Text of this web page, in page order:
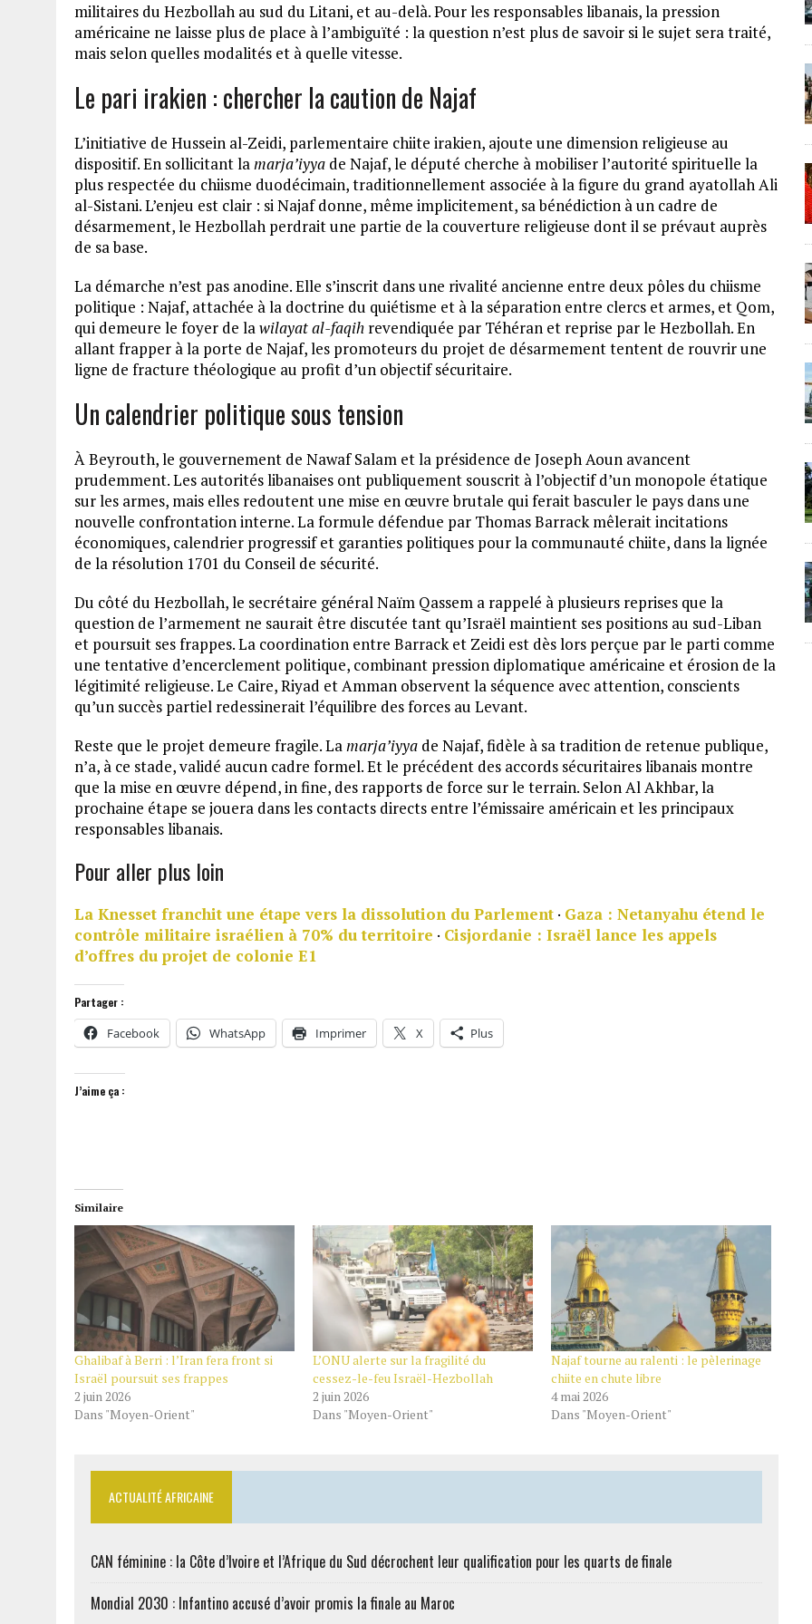
militaires du Hezbollah au sud du Litani, et au-delà. Pour les responsables libanais, la pression
américaine ne laisse plus de place à l’ambiguïté : la question n’est plus de savoir si le sujet sera traité,
mais selon quelles modalités et à quelle vitesse.
Le pari irakien : chercher la caution de Najaf
L’initiative de Hussein al-Zeidi, parlementaire chiite irakien, ajoute une dimension religieuse au
dispositif. En sollicitant lamarja’iyya de Najaf, le député cherche à mobiliser l’autorité spirituelle la
plus respectée du chiisme duodécimain, traditionnellement associée à la figure du grand ayatollah Ali
al-Sistani. L’enjeu est clair : si Najaf donne, même implicitement, sa bénédiction à un cadre de
désarmement, le Hezbollah perdrait une partie de la couverture religieuse dont il se prévaut auprès
de sa base.
La démarche n’est pas anodine. Elle s’inscrit dans une rivalité ancienne entre deux pôles du chiisme
politique : Najaf, attachée à la doctrine du quiétisme et à la séparation entre clercs et armes, et Qom,
qui demeure le foyer de lawilayat al-faqih revendiquée par Téhéran et reprise par le Hezbollah. En
allant frapper à la porte de Najaf, les promoteurs du projet de désarmement tentent de rouvrir une
ligne de fracture théologique au profit d’un objectif sécuritaire.
Un calendrier politique sous tension
À Beyrouth, le gouvernement de Nawaf Salam et la présidence de Joseph Aoun avancent
prudemment. Les autorités libanaises ont publiquement souscrit à l’objectif d’un monopole étatique
sur les armes, mais elles redoutent une mise en œuvre brutale qui ferait basculer le pays dans une
nouvelle confrontation interne. La formule défendue par Thomas Barrack mêlerait incitations
économiques, calendrier progressif et garanties politiques pour la communauté chiite, dans la lignée
de la résolution 1701 du Conseil de sécurité.
Du côté du Hezbollah, le secrétaire général Naïm Qassem a rappelé à plusieurs reprises que la
question de l’armement ne saurait être discutée tant qu’Israël maintient ses positions au sud-Liban
et poursuit ses frappes. La coordination entre Barrack et Zeidi est dès lors perçue par le parti comme
une tentative d’encerclement politique, combinant pression diplomatique américaine et érosion de la
légitimité religieuse. Le Caire, Riyad et Amman observent la séquence avec attention, conscients
qu’un succès partiel redessinerait l’équilibre des forces au Levant.
Reste que le projet demeure fragile. Lamarja’iyya de Najaf, fidèle à sa tradition de retenue publique,
n’a, à ce stade, validé aucun cadre formel. Et le précédent des accords sécuritaires libanais montre
que la mise en œuvre dépend, in fine, des rapports de force sur le terrain. Selon Al Akhbar, la
prochaine étape se jouera dans les contacts directs entre l’émissaire américain et les principaux
responsables libanais.
Pour aller plus loin
La Knesset franchit une étape vers la dissolution du Parlement · Gaza : Netanyahu étend le
contrôle militaire israélien à 70% du territoire · Cisjordanie : Israël lance les appels
d’offres du projet de colonie E1
Partager :
Facebook WhatsApp Imprimer X Plus
J’aime ça :
Similaire
Ghalibaf à Berri : l’Iran fera front si
Israël poursuit ses frappes
2 juin 2026
Dans "Moyen-Orient"
L’ONU alerte sur la fragilité du
cessez-le-feu Israël-Hezbollah
2 juin 2026
Dans "Moyen-Orient"
Najaf tourne au ralenti : le pèlerinage
chiite en chute libre
4 mai 2026
Dans "Moyen-Orient"
ACTUALITÉ AFRICAINE
CAN féminine : la Côte d’Ivoire et l’Afrique du Sud décrochent leur qualification pour les quarts de finale
Mondial 2030 : Infantino accusé d’avoir promis la finale au Maroc